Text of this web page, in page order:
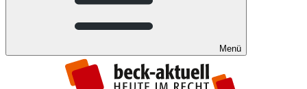
Menü